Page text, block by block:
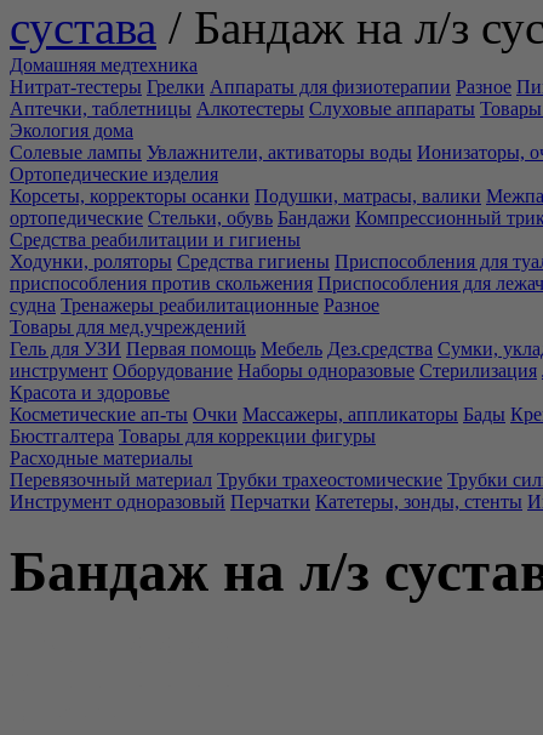
сустава / Бандаж на л/з
Домашняя медтехника
Нитрат-тестеры Грелки Аппараты для физиотерапии Разное
Аптечки, таблетницы Алкотестеры Слуховые аппараты Товары
Экология дома
Солевые лампы Увлажнители, активаторы воды Ионизаторы,
Ортопедические изделия
Корсеты, корректоры осанки Подушки, матрасы, валики
ортопедические Стельки, обувь Бандажи Компрессионный
Средства реабилитации и гигиены
Ходунки, роляторы Средства гигиены Приспособления для
приспособления против скольжения Приспособления для
судна Тренажеры реабилитационные Разное
Товары для мед.учреждений
Гель для УЗИ Первая помощь Мебель Дез.средства Сумки,
инструмент Оборудование Наборы одноразовые Стерилизация
Красота и здоровье
Косметические ап-ты Очки Массажеры, аппликаторы Бады
Бюстгалтера Товары для коррекции фигуры
Расходные материалы
Перевязочный материал Трубки трахеостомические Трубки
Инструмент одноразовый Перчатки Катетеры, зонды, стенты
Бандаж на л/з